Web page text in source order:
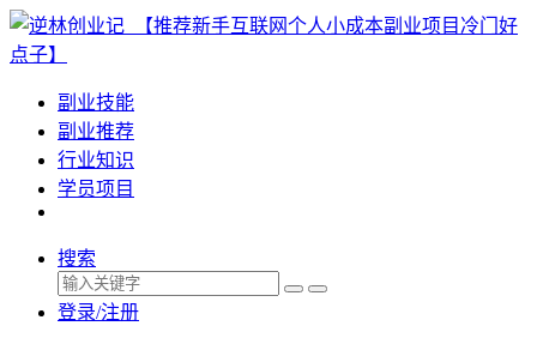
副业技能
副业推荐
行业知识
学员项目
搜索
登录/注册